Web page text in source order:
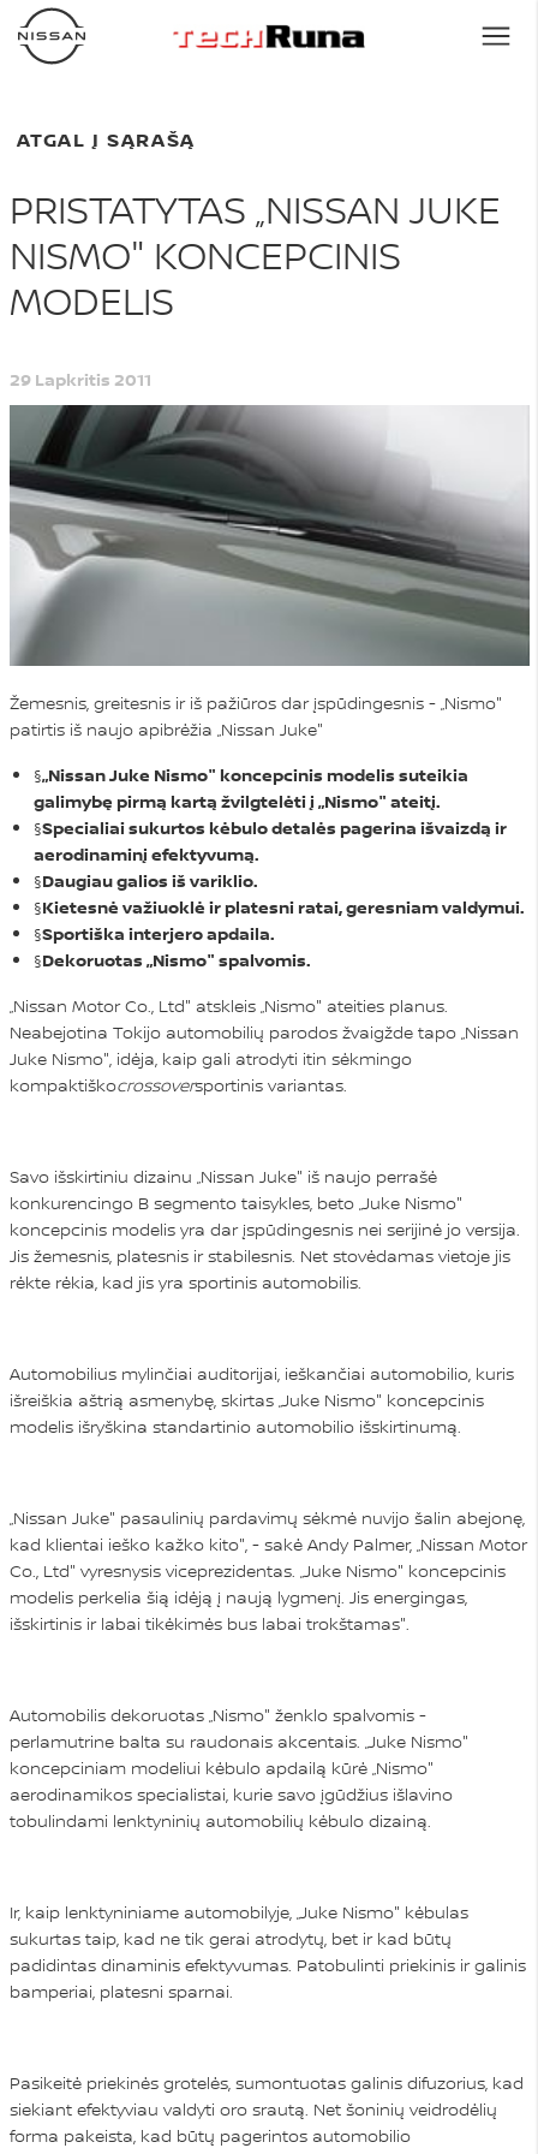
ATGAL Į SĄRAŠĄ
PRISTATYTAS „NISSAN JUKE
NISMO" KONCEPCINIS
MODELIS
29 Lapkritis 2011
Žemesnis, greitesnis ir iš pažiūros dar įspūdingesnis - „Nismo"
patirtis iš naujo apibrėžia „Nissan Juke"
§„Nissan Juke Nismo" koncepcinis modelis suteikia
galimybę pirmą kartą žvilgtelėti į „Nismo" ateitį.
§Specialiai sukurtos kėbulo detalės pagerina išvaizdą ir
aerodinaminį efektyvumą.
§Daugiau galios iš variklio.
§Kietesnė važiuoklė ir platesni ratai, geresniam valdymui.
§Sportiška interjero apdaila.
§Dekoruotas „Nismo" spalvomis.
„Nissan Motor Co., Ltd" atskleis „Nismo" ateities planus.
Neabejotina Tokijo automobilių parodos žvaigžde tapo „Nissan
Juke Nismo", idėja, kaip gali atrodyti itin sėkmingo
kompaktiškocrossoversportinis variantas.
Savo išskirtiniu dizainu „Nissan Juke" iš naujo perrašė
konkurencingo B segmento taisykles, beto „Juke Nismo"
koncepcinis modelis yra dar įspūdingesnis nei serijinė jo versija.
Jis žemesnis, platesnis ir stabilesnis. Net stovėdamas vietoje jis
rėkte rėkia, kad jis yra sportinis automobilis.
Automobilius mylinčiai auditorijai, ieškančiai automobilio, kuris
išreiškia aštrią asmenybę, skirtas „Juke Nismo" koncepcinis
modelis išryškina standartinio automobilio išskirtinumą.
„Nissan Juke" pasaulinių pardavimų sėkmė nuvijo šalin abejonę,
kad klientai ieško kažko kito", - sakė Andy Palmer, „Nissan Motor
Co., Ltd" vyresnysis viceprezidentas. „Juke Nismo" koncepcinis
modelis perkelia šią idėją į naują lygmenį. Jis energingas,
išskirtinis ir labai tikėkimės bus labai trokštamas".
Automobilis dekoruotas „Nismo" ženklo spalvomis -
perlamutrine balta su raudonais akcentais. „Juke Nismo"
koncepciniam modeliui kėbulo apdailą kūrė „Nismo"
aerodinamikos specialistai, kurie savo įgūdžius išlavino
tobulindami lenktyninių automobilių kėbulo dizainą.
Ir, kaip lenktyniniame automobilyje, „Juke Nismo" kėbulas
sukurtas taip, kad ne tik gerai atrodytų, bet ir kad būtų
padidintas dinaminis efektyvumas. Patobulinti priekinis ir galinis
bamperiai, platesni sparnai.
Pasikeitė priekinės grotelės, sumontuotas galinis difuzorius, kad
siekiant efektyviau valdyti oro srautą. Net šoninių veidrodėlių
forma pakeista, kad būtų pagerintos automobilio